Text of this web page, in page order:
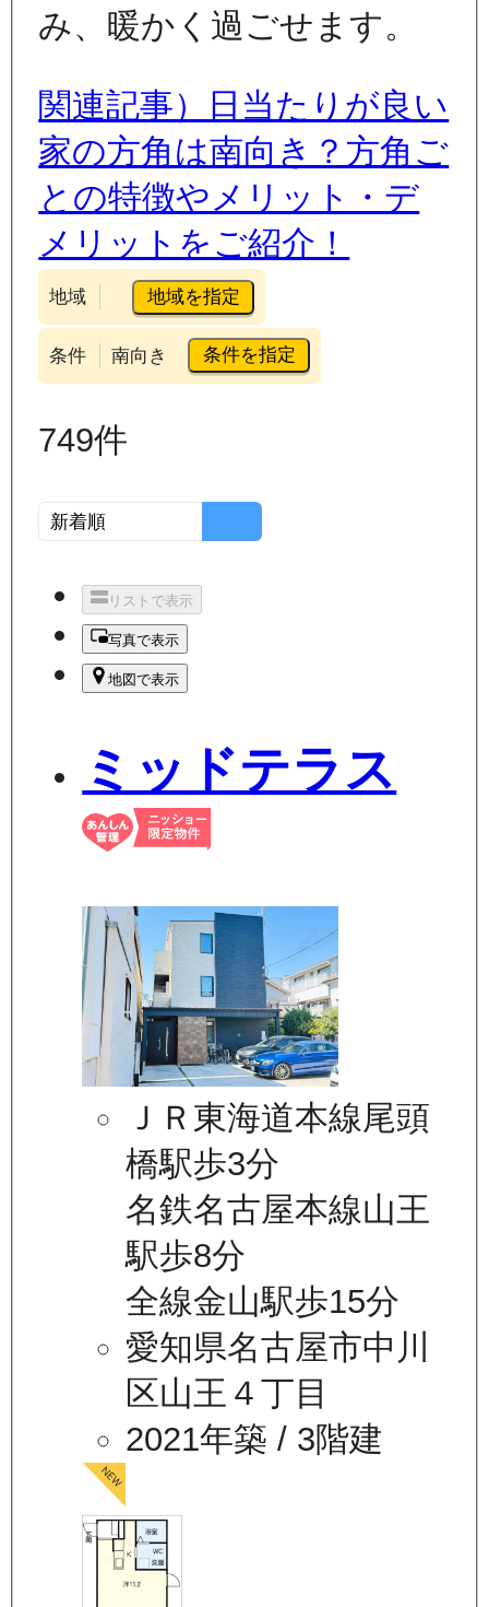
み、暖かく過ごせます。
関連記事）日当たりが良い
家の方角は南向き？方角ご
との特徴やメリット・デ
メリットをご紹介！
地域 地域を指定
条件 南向き 条件を指定
749件
リストで表示
写真で表示
地図で表示
ミッドテラス
ＪＲ東海道本線尾頭
橋駅歩3分
名鉄名古屋本線山王
駅歩8分
全線金山駅歩15分
愛知県名古屋市中川
区山王４丁目
2021年築 / 3階建